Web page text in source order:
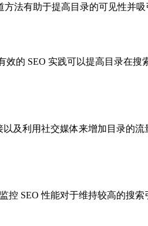
法有助于提高目录的可见性并吸
的 SEO 实践可以提高目录在搜
及利用社交媒体来增加目录的
控 SEO 性能对于维持较高的搜